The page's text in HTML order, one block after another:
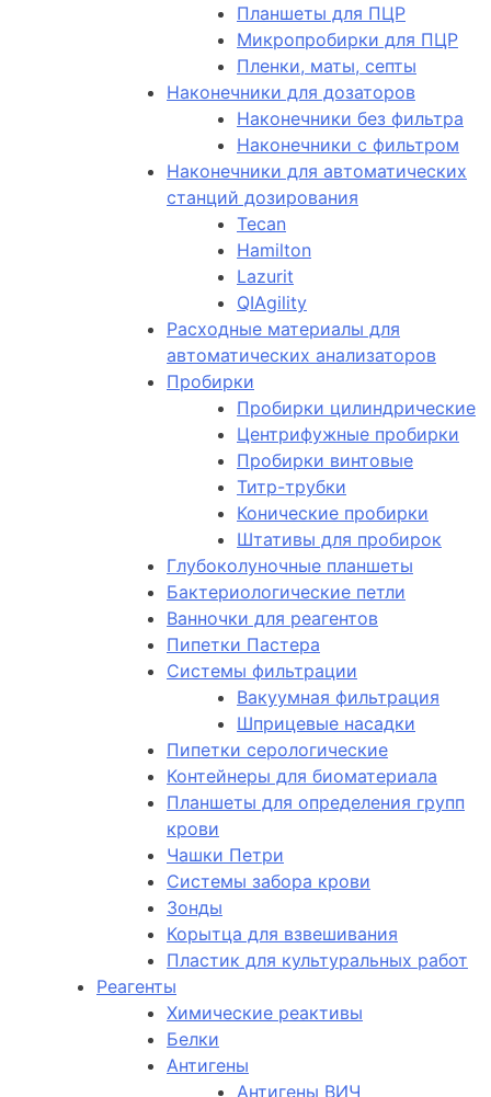
Планшеты для ПЦР
Микропробирки для ПЦР
Пленки, маты, септы
Наконечники для дозаторов
Наконечники без фильтра
Наконечники с фильтром
Наконечники для автоматических
станций дозирования
Tecan
Hamilton
Lazurit
QIAgility
Расходные материалы для
автоматических анализаторов
Пробирки
Пробирки цилиндрические
Центрифужные пробирки
Пробирки винтовые
Титр-трубки
Конические пробирки
Штативы для пробирок
Глубоколуночные планшеты
Бактериологические петли
Ванночки для реагентов
Пипетки Пастера
Системы фильтрации
Вакуумная фильтрация
Шприцевые насадки
Пипетки серологические
Контейнеры для биоматериала
Планшеты для определения групп
крови
Чашки Петри
Системы забора крови
Зонды
Корытца для взвешивания
Пластик для культуральных работ
Реагенты
Химические реактивы
Белки
Антигены
Антигены ВИЧ